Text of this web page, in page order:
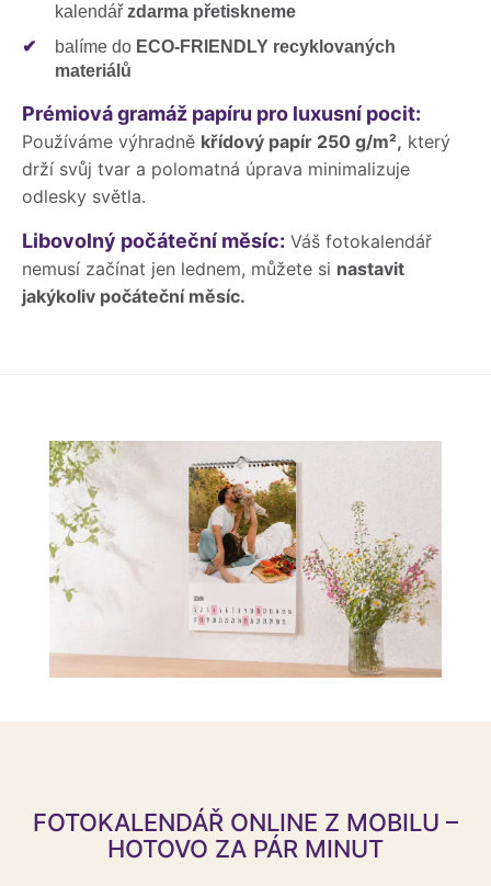
kalendář zdarma přetiskneme
✔
balíme do ECO-FRIENDLY recyklovaných
materiálů
Prémiová gramáž papíru pro luxusní pocit:
Používáme výhradně křídový papír 250 g/m², který
drží svůj tvar a polomatná úprava minimalizuje
odlesky světla.
Libovolný počáteční měsíc: Váš fotokalendář
nemusí začínat jen lednem, můžete si nastavit
jakýkoliv počáteční měsíc.
FOTOKALENDÁŘ ONLINE Z MOBILU –
HOTOVO ZA PÁR MINUT